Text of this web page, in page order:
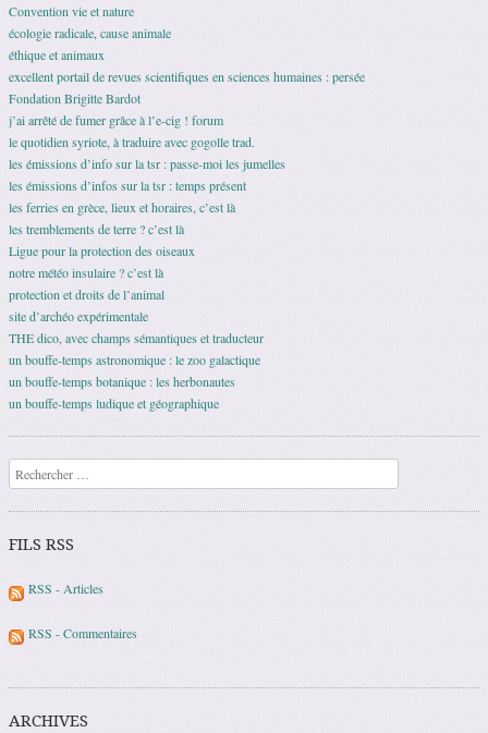
Convention vie et nature
écologie radicale, cause animale
éthique et animaux
excellent portail de revues scientifiques en sciences humaines : persée
Fondation Brigitte Bardot
j’ai arrêté de fumer grâce à l’e-cig ! forum
le quotidien syriote, à traduire avec gogolle trad.
les émissions d’info sur la tsr : passe-moi les jumelles
les émissions d’infos sur la tsr : temps présent
les ferries en grèce, lieux et horaires, c’est là
les tremblements de terre ? c’est là
Ligue pour la protection des oiseaux
notre météo insulaire ? c’est là
protection et droits de l’animal
site d’archéo expérimentale
THE dico, avec champs sémantiques et traducteur
un bouffe-temps astronomique : le zoo galactique
un bouffe-temps botanique : les herbonautes
un bouffe-temps ludique et géographique
Recherche
FILS RSS
RSS - Articles
RSS - Commentaires
ARCHIVES